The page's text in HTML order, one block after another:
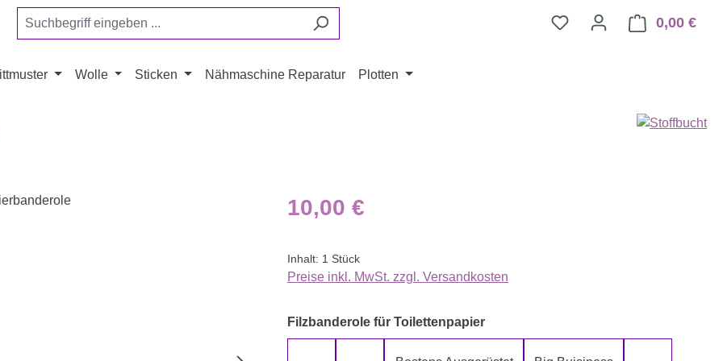
0,00 €
Wolle Sticken Nähmaschine Reparatur Plotten
Regulärer Preis:
10,00 €
Inhalt: 1 Stück
Preise inkl. MwSt. zzgl. Versandkosten
Filzbanderole für Toilettenpapierauswählen